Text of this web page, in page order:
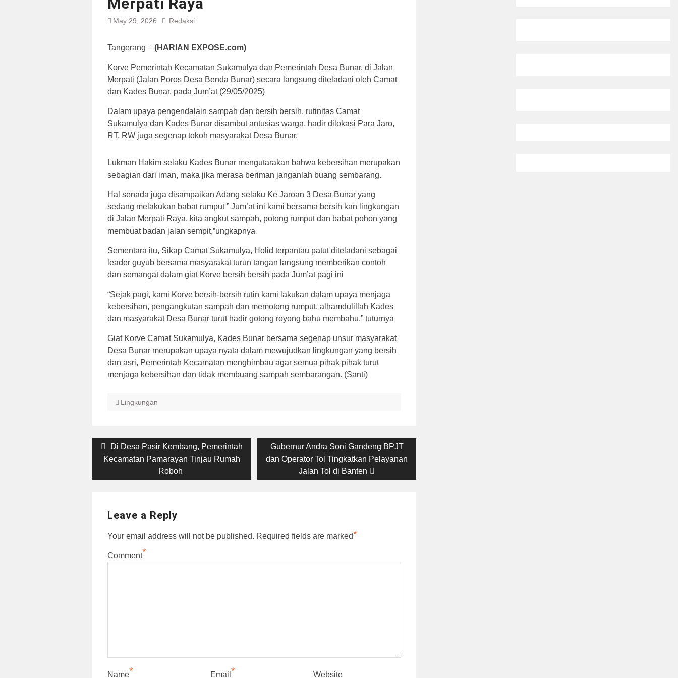
May 29, 2026 Redaksi
Tangerang – (HARIAN EXPOSE.com)
Korve Pemerintah Kecamatan Sukamulya dan Pemerintah Desa Bunar, di Jalan
Merpati (Jalan Poros Desa Benda Bunar) secara langsung diteladani oleh Camat
dan Kades Bunar, pada Jum’at (29/05/2025)
Dalam upaya pengendalain sampah dan bersih bersih, rutinitas Camat
Sukamulya dan Kades Bunar disambut antusias warga, hadir dilokasi Para Jaro,
RT, RW juga segenap tokoh masyarakat Desa Bunar.
Lukman Hakim selaku Kades Bunar mengutarakan bahwa kebersihan merupakan
sebagian dari iman, maka jika merasa beriman janganlah buang sembarang.
Hal senada juga disampaikan Adang selaku Ke Jaroan 3 Desa Bunar yang
sedang melakukan babat rumput ” Jum’at ini kami bersama bersih kan lingkungan
di Jalan Merpati Raya, kita angkut sampah, potong rumput dan babat pohon yang
membuat badan jalan sempit,”ungkapnya
Sementara itu, Sikap Camat Sukamulya, Holid terpantau patut diteladani sebagai
leader guyub bersama masyarakat turun tangan langsung memberikan contoh
dan semangat dalam giat Korve bersih bersih pada Jum’at pagi ini
“Sejak pagi, kami Korve bersih-bersih rutin kami lakukan dalam upaya menjaga
kebersihan, pengangkutan sampah dan memotong rumput, alhamdulillah Kades
dan masyarakat Desa Bunar turut hadir gotong royong bahu membahu,” tuturnya
Giat Korve Camat Sukamulya, Kades Bunar bersama segenap unsur masyarakat
Desa Bunar merupakan upaya nyata dalam mewujudkan lingkungan yang bersih
dan asri, Pemerintah Kecamatan menghimbau agar semua pihak pihak turut
menjaga kebersihan dan tidak membuang sampah sembarangan. (Santi)
Lingkungan
Post
navigation
Previous
post:
Di Desa Pasir Kembang, Pemerintah
Kecamatan Pamarayan Tinjau Rumah
Roboh
Next
post:
Gubernur Andra Soni Gandeng BPJT
dan Operator Tol Tingkatkan Pelayanan
Jalan Tol di Banten
Leave a Reply
Your email address will not be published. Required fields are marked*
Comment*
Name* Email * Website